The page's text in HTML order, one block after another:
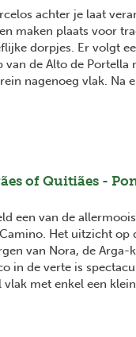
| 334 m dalen
achter je laat
maken plaats voor
dorpjes. Er volgt
van de Alto de Portella
nagenoeg vlak. Na
je de Rio Neiva
Balugães. Quintiães en
| 235 m dalen
of Quitiães -
een van de
Het uitzicht op
van Nora, de Arga-
in de verte is
met enkel een
van de twee
scheidt. Kleine